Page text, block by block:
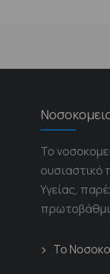
Το
ουσιαστικό
Υγείας,
Το